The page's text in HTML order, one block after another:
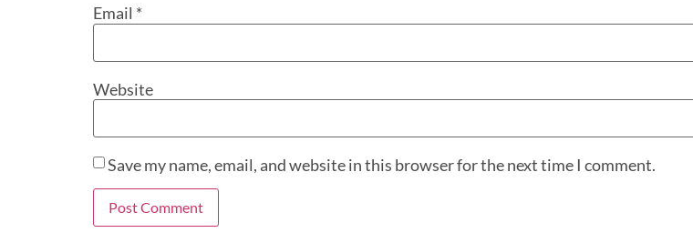
Email *
Website
Save my name, email, and website in this browser for the next time I comment.